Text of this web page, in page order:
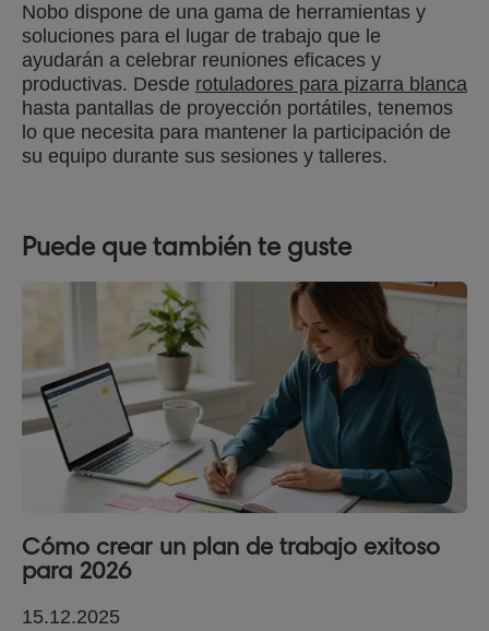
Nobo dispone de una gama de herramientas y
soluciones para el lugar de trabajo que le
ayudarán a celebrar reuniones eficaces y
productivas. Desde rotuladores para pizarra blanca
hasta pantallas de proyección portátiles, tenemos
lo que necesita para mantener la participación de
su equipo durante sus sesiones y talleres.
Puede que también te guste
Cómo crear un plan de trabajo exitoso
para 2026
15.12.2025